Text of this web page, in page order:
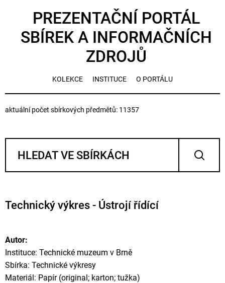
PREZENTAČNÍ PORTÁL
SBÍREK A INFORMAČNÍCH
ZDROJŮ
KOLEKCE INSTITUCE O PORTÁLU
aktuální počet sbírkových předmětů: 11357
Technický výkres - Ústrojí řídící
Autor:
Instituce: Technické muzeum v Brně
Sbírka: Technické výkresy
Materiál: Papír (original; karton; tužka)